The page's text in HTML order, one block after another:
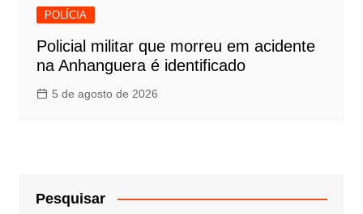
POLÍCIA
Policial militar que morreu em acidente
na Anhanguera é identificado
5 de agosto de 2026
Pesquisar